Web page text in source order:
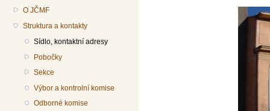
O JČMF
Struktura a kontakty
Sídlo, kontaktní adresy
Pobočky
Sekce
Výbor a kontrolní komise
Odborné komise